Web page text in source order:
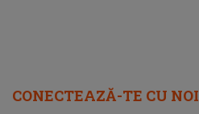
CONECTEAZĂ-TE CU NOI